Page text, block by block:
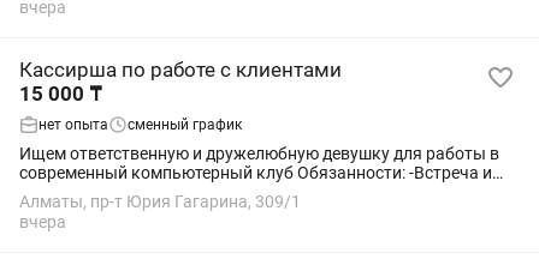
вчера
Кассирша по работе с клиентами
15 000 ₸
нет опыта сменный график
Ищем ответственную и дружелюбную девушку для работы в
современный компьютерный клуб Обязанности: -Встреча и
обслуживание гостей -Работа с...
Алматы, пр-т Юрия Гагарина, 309/1
вчера